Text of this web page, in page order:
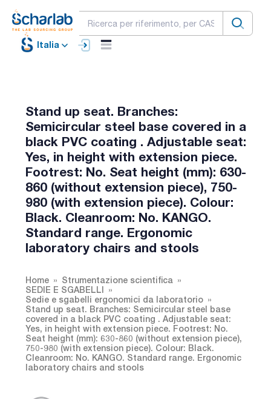
Italia
Stand up seat. Branches:
Semicircular steel base covered in a
black PVC coating . Adjustable seat:
Yes, in height with extension piece.
Footrest: No. Seat height (mm): 630-
860 (without extension piece), 750-
980 (with extension piece). Colour:
Black. Cleanroom: No. KANGO.
Standard range. Ergonomic
laboratory chairs and stools
Home
Strumentazione scientifica
SEDIE E SGABELLI
Sedie e sgabelli ergonomici da laboratorio
Stand up seat. Branches: Semicircular steel base
covered in a black PVC coating . Adjustable seat:
Yes, in height with extension piece. Footrest: No.
Seat height (mm): 630-860 (without extension piece),
750-980 (with extension piece). Colour: Black.
Cleanroom: No. KANGO. Standard range. Ergonomic
laboratory chairs and stools